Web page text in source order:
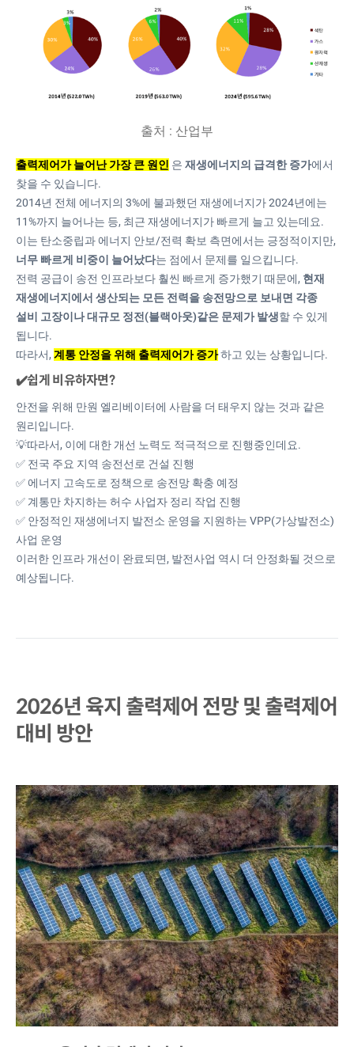
﻿출처 : 산업부
출력제어가 늘어난 가장 큰 원인 은 재생에너지의 급격한 증가에서
찾을 수 있습니다.
2014년 전체 에너지의 3%에 불과했던 재생에너지가 2024년에는
11%까지 늘어나는 등, 최근 재생에너지가 빠르게 늘고 있는데요.
이는 탄소중립과 에너지 안보/전력 확보 측면에서는 긍정적이지만,
너무 빠르게 비중이 늘어났다는 점에서 문제를 일으킵니다.
전력 공급이 송전 인프라보다 훨씬 빠르게 증가했기 때문에, 현재
재생에너지에서 생산되는 모든 전력을 송전망으로 보내면 각종
설비 고장이나 대규모 정전(블랙아웃)같은 문제가 발생할 수 있게
됩니다.
따라서, 계통 안정을 위해 출력제어가 증가하고 있는 상황입니다.
✔️쉽게 비유하자면?
안전을 위해 만원 엘리베이터에 사람을 더 태우지 않는 것과 같은
원리입니다.
💡따라서, 이에 대한 개선 노력도 적극적으로 진행중인데요.
✅ 전국 주요 지역 송전선로 건설 진행
✅ 에너지 고속도로 정책으로 송전망 확충 예정
✅ 계통만 차지하는 허수 사업자 정리 작업 진행
✅ 안정적인 재생에너지 발전소 운영을 지원하는 VPP(가상발전소)
사업 운영
이러한 인프라 개선이 완료되면, 발전사업 역시 더 안정화될 것으로
예상됩니다.
2026년 육지 출력제어 전망 및 출력제어
대비 방안